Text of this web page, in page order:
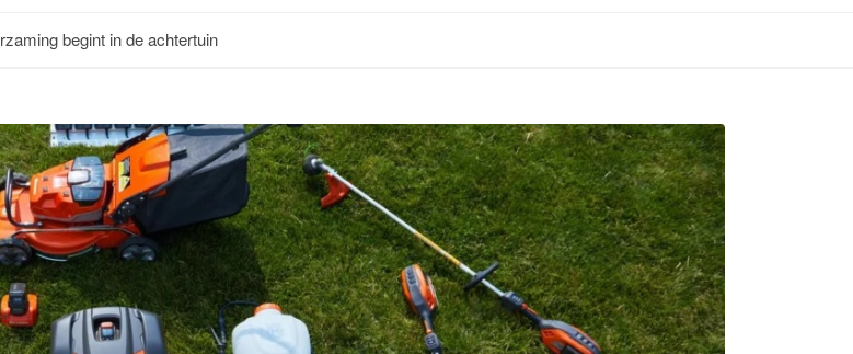
begint in de achtertuin